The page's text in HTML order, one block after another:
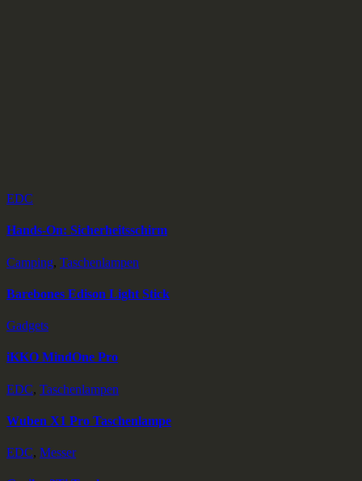
EDC
Hands-On: Sicherheitsschirm
Camping, Taschenlampen
Barebones Edison Light Stick
Gadgets
iKKO MindOne Pro
EDC, Taschenlampen
Wuben X1 Pro Taschenlampe
EDC, Messer